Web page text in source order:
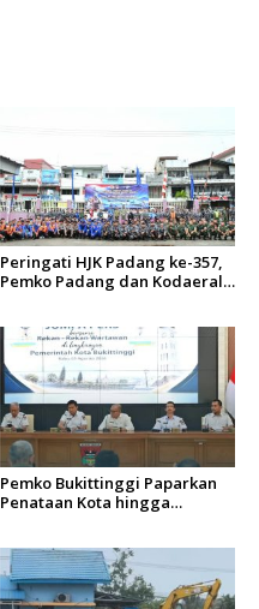
Peringati HJK Padang ke-357,
Pemko Padang dan Kodaeral
Pemko Bukittinggi Paparkan
Penataan Kota hingga